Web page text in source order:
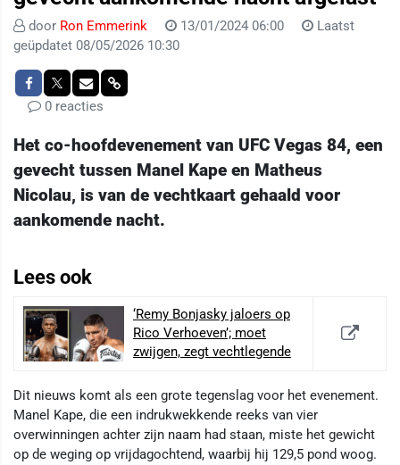
door Ron Emmerink 13/01/2024 06:00
Laatst
geüpdatet 08/05/2026 10:30
0 reacties
Het co-hoofdevenement van UFC Vegas 84, een
gevecht tussen Manel Kape en Matheus
Nicolau, is van de vechtkaart gehaald voor
aankomende nacht.
Lees ook
‘Remy Bonjasky jaloers op
Rico Verhoeven’; moet
zwijgen, zegt vechtlegende
Dit nieuws komt als een grote tegenslag voor het evenement.
Manel Kape, die een indrukwekkende reeks van vier
overwinningen achter zijn naam had staan, miste het gewicht
op de weging op vrijdagochtend, waarbij hij 129,5 pond woog.